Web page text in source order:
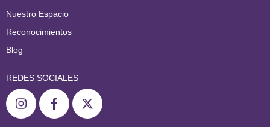
Nuestro Espacio
Reconocimientos
Blog
REDES SOCIALES